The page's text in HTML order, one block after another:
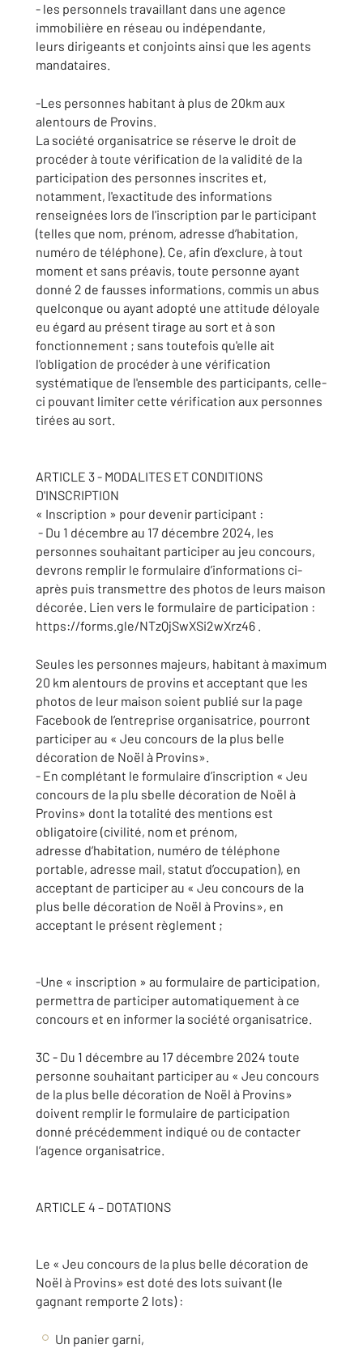
- les personnels travaillant dans une agence
immobilière en réseau ou indépendante,
leurs dirigeants et conjoints ainsi que les agents
mandataires.
-Les personnes habitant à plus de 20km aux
alentours de Provins.
La société organisatrice se réserve le droit de
procéder à toute vérification de la validité de la
participation des personnes inscrites et,
notamment, l'exactitude des informations
renseignées lors de l'inscription par le participant
(telles que nom, prénom, adresse d’habitation,
numéro de téléphone). Ce, afin d’exclure, à tout
moment et sans préavis, toute personne ayant
donné 2 de fausses informations, commis un abus
quelconque ou ayant adopté une attitude déloyale
eu égard au présent tirage au sort et à son
fonctionnement ; sans toutefois qu'elle ait
l'obligation de procéder à une vérification
systématique de l'ensemble des participants, celle-
ci pouvant limiter cette vérification aux personnes
tirées au sort.
ARTICLE 3 - MODALITES ET CONDITIONS
D'INSCRIPTION
« Inscription » pour devenir participant :
- Du 1 décembre au 17 décembre 2024, les
personnes souhaitant participer au jeu concours,
devrons remplir le formulaire d’informations ci-
après puis transmettre des photos de leurs maison
décorée. Lien vers le formulaire de participation :
https://forms.gle/NTzQjSwXSi2wXrz46 .
Seules les personnes majeurs, habitant à maximum
20 km alentours de provins et acceptant que les
photos de leur maison soient publié sur la page
Facebook de l’entreprise organisatrice, pourront
participer au « Jeu concours de la plus belle
décoration de Noël à Provins».
- En complétant le formulaire d’inscription « Jeu
concours de la plu sbelle décoration de Noël à
Provins» dont la totalité des mentions est
obligatoire (civilité, nom et prénom,
adresse d’habitation, numéro de téléphone
portable, adresse mail, statut d’occupation), en
acceptant de participer au « Jeu concours de la
plus belle décoration de Noël à Provins», en
acceptant le présent règlement ;
-Une « inscription » au formulaire de participation,
permettra de participer automatiquement à ce
concours et en informer la société organisatrice.
3C - Du 1 décembre au 17 décembre 2024 toute
personne souhaitant participer au « Jeu concours
de la plus belle décoration de Noël à Provins»
doivent remplir le formulaire de participation
donné précédemment indiqué ou de contacter
l’agence organisatrice.
ARTICLE 4 – DOTATIONS
Le « Jeu concours de la plus belle décoration de
Noël à Provins» est doté des lots suivant (le
gagnant remporte 2 lots) :
Un panier garni,